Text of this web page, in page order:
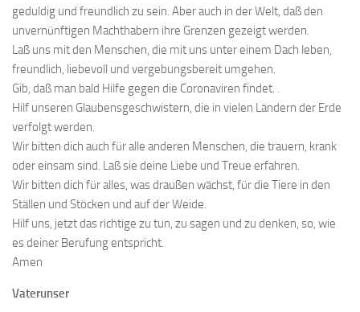
geduldig und freundlich zu sein. Aber auch in der Welt, daß den
unvernünftigen Machthabern ihre Grenzen gezeigt werden.
Laß uns mit den Menschen, die mit uns unter einem Dach leben,
freundlich, liebevoll und vergebungsbereit umgehen.
Gib, daß man bald Hilfe gegen die Coronaviren findet. .
Hilf unseren Glaubensgeschwistern, die in vielen Ländern der Erde
verfolgt werden.
Wir bitten dich auch für alle anderen Menschen, die trauern, krank
oder einsam sind. Laß sie deine Liebe und Treue erfahren.
Wir bitten dich für alles, was draußen wächst, für die Tiere in den
Ställen und Stöcken und auf der Weide.
Hilf uns, jetzt das richtige zu tun, zu sagen und zu denken, so, wie
es deiner Berufung entspricht.
Amen
Vaterunser